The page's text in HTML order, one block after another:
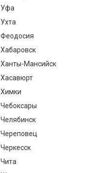
Уфа
Ухта
Феодосия
Хабаровск
Ханты-Мансийск
Хасавюрт
Химки
Чебоксары
Челябинск
Череповец
Черкесск
Чита